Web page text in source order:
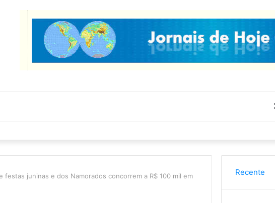
festas juninas e dos Namorados concorrem a R$ 100 mil em
Recente